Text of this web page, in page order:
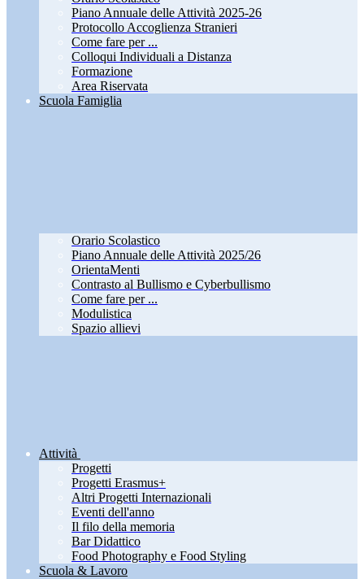
Piano Annuale delle Attività 2025-26
Protocollo Accoglienza Stranieri
Come fare per ...
Colloqui Individuali a Distanza
Formazione
Area Riservata
Scuola Famiglia
Orario Scolastico
Piano Annuale delle Attività 2025/26
OrientaMenti
Contrasto al Bullismo e Cyberbullismo
Come fare per ...
Modulistica
Spazio allievi
Attività
Progetti
Progetti Erasmus+
Altri Progetti Internazionali
Eventi dell'anno
Il filo della memoria
Bar Didattico
Food Photography e Food Styling
Scuola & Lavoro